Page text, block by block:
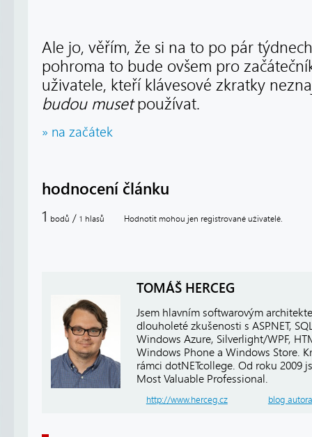
Ale jo, věřím, že si na to po pár
pohroma to bude ovšem pro
uživatele, kteří klávesové zkratky
budou musetpoužívat.
» na začátek
hodnocení článku
1 bodů / 1 hlasů Hodnotit mohou jen registrované uživatelé.
TOMÁŠ HERCEG
Jsem hlavním softwarovým
dlouholeté zkušenosti s ASP.NET,
Windows Azure, Silverlight/WPF,
Windows Phone a Windows Store.
rámci dotNETcollege. Od roku 2009
Most Valuable Professional.
http://www.herceg.cz blog autora